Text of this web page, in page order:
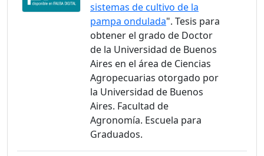
sistemas de cultivo de la
pampa ondulada". Tesis para
obtener el grado de Doctor
de la Universidad de Buenos
Aires en el área de Ciencias
Agropecuarias otorgado por
la Universidad de Buenos
Aires. Facultad de
Agronomía. Escuela para
Graduados.